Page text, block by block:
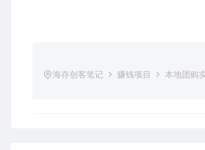
海存创客笔记 赚钱项目 本地团购